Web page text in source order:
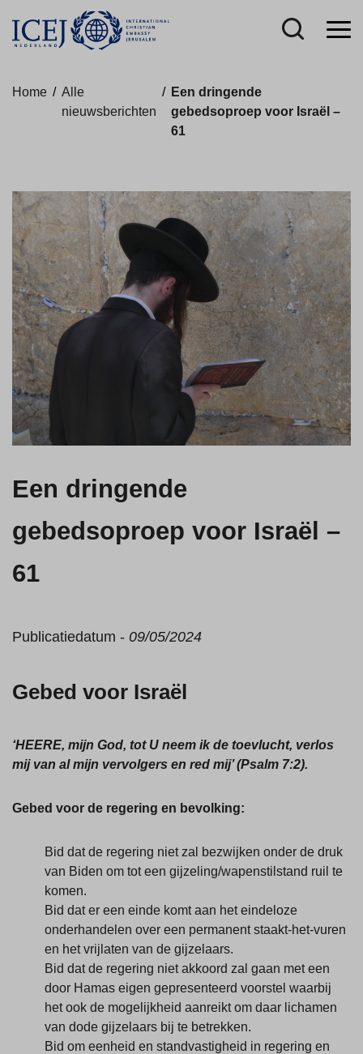
Home / Alle
nieuwsberichten
/ Een dringende
gebedsoproep voor Israël –
61
Een dringende
gebedsoproep voor Israël –
61
Publicatiedatum - 09/05/2024
Gebed voor Israël
‘HEERE, mijn God, tot U neem ik de toevlucht, verlos
mij van al mijn vervolgers en red mij’ (Psalm 7:2).
Gebed voor de regering en bevolking:
Bid dat de regering niet zal bezwijken onder de druk
van Biden om tot een gijzeling/wapenstilstand ruil te
komen.
Bid dat er een einde komt aan het eindeloze
onderhandelen over een permanent staakt-het-vuren
en het vrijlaten van de gijzelaars.
Bid dat de regering niet akkoord zal gaan met een
door Hamas eigen gepresenteerd voorstel waarbij
het ook de mogelijkheid aanreikt om daar lichamen
van dode gijzelaars bij te betrekken.
Bid om eenheid en standvastigheid in regering en